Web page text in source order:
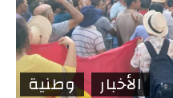
الأخبار وطنية